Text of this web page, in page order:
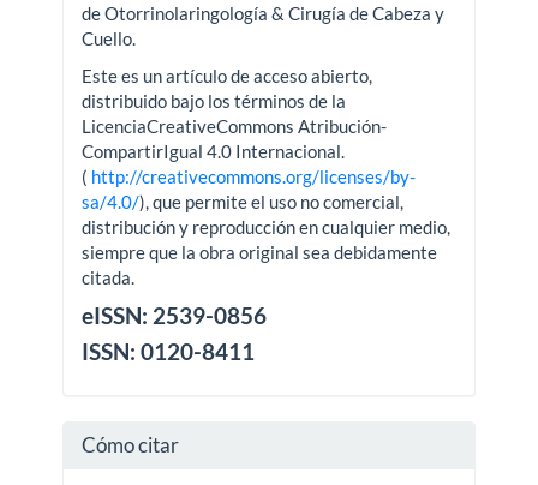
de Otorrinolaringología & Cirugía de Cabeza y
Cuello.
Este es un artículo de acceso abierto,
distribuido bajo los términos de la
LicenciaCreativeCommons Atribución-
CompartirIgual 4.0 Internacional.
( http://creativecommons.org/licenses/by-
sa/4.0/), que permite el uso no comercial,
distribución y reproducción en cualquier medio,
siempre que la obra original sea debidamente
citada.
eISSN: 2539-0856
ISSN: 0120-8411
Cómo citar